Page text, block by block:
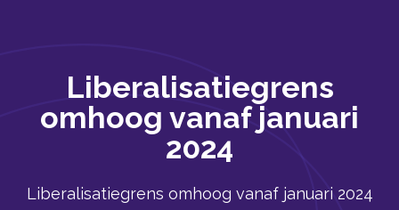
Liberalisatiegrens
omhoog vanaf januari
2024
Liberalisatiegrens omhoog vanaf januari 2024